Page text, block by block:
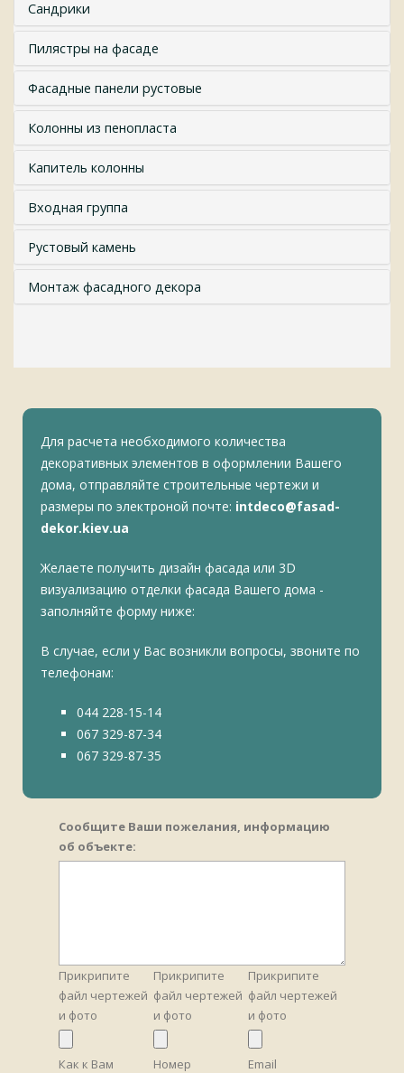
Сандрики
Пилястры на фасаде
Фасадные панели рустовые
Колонны из пенопласта
Капитель колонны
Входная группа
Рустовый камень
Монтаж фасадного декора
Для расчета необходимого количества
декоративных элементов в оформлении Вашего
дома, отправляйте строительные чертежи и
размеры по электроной почте: intdeco@fasad-
dekor.kiev.ua
Желаете получить дизайн фасада или 3D
визуализацию отделки фасада Вашего дома -
заполняйте форму ниже:
В случае, если у Вас возникли вопросы, звоните по
телефонам:
044 228-15-14
067 329-87-34
067 329-87-35
Сообщите Ваши пожелания, информацию
об объекте:
Прикрипите
файл чертежей
и фото
Как к Вам
Прикрипите
файл чертежей
и фото
Номер
Прикрипите
файл чертежей
и фото
Email